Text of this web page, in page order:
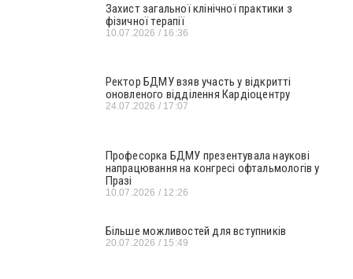
Захист загальної клінічної практики з
фізичної терапії
10.07.2026 16:36
Ректор БДМУ взяв участь у відкритті
оновленого відділення Кардіоцентру
24.07.2026 17:07
Професорка БДМУ презентувала наукові
напрацювання на конгресі офтальмологів у
Празі
10.07.2026 12:26
Більше можливостей для вступників
20.07.2026 15:49